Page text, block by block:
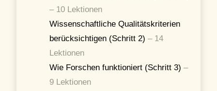
– 10 Lektionen
Wissenschaftliche Qualitätskriterien
berücksichtigen (Schritt 2) – 14
Lektionen
Wie Forschen funktioniert (Schritt 3) –
9 Lektionen